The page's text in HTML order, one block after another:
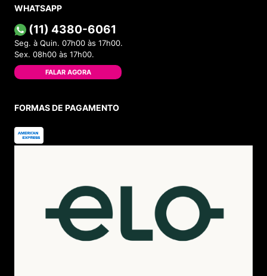
WHATSAPP
(11) 4380-6061
Seg. à Quin. 07h00 às 17h00.
Sex. 08h00 às 17h00.
FALAR AGORA
FORMAS DE PAGAMENTO